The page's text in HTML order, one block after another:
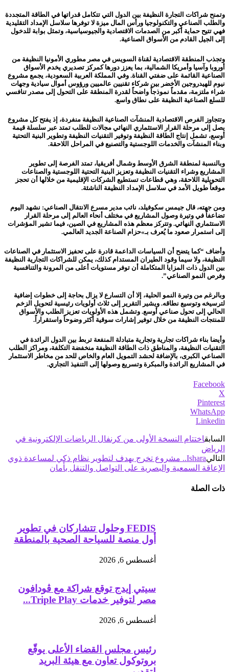
وتمنح شراكات التجارة النظيفة بين الدول التي تتكامل قدراتها في الطاقة المتجددة
والطلب الصناعي والتكنولوجيا ورأس المال ميزة لا توفرها سلاسل الإمداد التقليدية
فهي تتيح حماية أكبر من الصدمات الاقتصادية والجيوسياسية، وتمثل بوابة للدخول
إلى الجيل القادم من الأسواق الصناعية.
وتجذب المنطقة الاقتصادية لقناة السويس في مصر مطوري الأمونيا النظيفة من
أوروبا وآسيا وأمريكا الشمالية، بما يعزز دورها كمركز تصديري يخدم الأسواق
الصناعية القائمة على ضفتي القناة. وفي المملكة العربية السعودية، يجمع مشروع
نيوم للهيدروجين الأخضر بين شركاء تقنيين عالميين ورؤوس أموال سيادية وجهات
شراء ملتزمة، مقدماً نموذجاً واضحاً لقدرة المنطقة على التحول إلى مصدر تنافسي
للسلع الصناعية النظيفة على نطاق واسع.
وتتجاوز الفرص الاقتصادية المنشآت الصناعية النظيفة منفردة، إذ يفتح كل مشروع
يصل إلى مرحلة القرار الاستثماري النهائي مجالات للطلب تمتد عبر سلسلة قيمة
أوسع، تشمل إنتاج الطاقة النظيفة وتوفير التقنيات النظيفة وتطوير البنية التحتية
وبناء المنشآت والخدمات اللوجستية والتصنيع في المراحل اللاحقة.
وبالنسبة لمنطقة الشرق الأوسط وشمال أفريقيا، تمتد الفرصة إلى تطوير
المشاريع وشراء التقنيات النظيفة وتعزيز البنية التحتية اللوجستية والصناعات
التحويلية اللاحقة، وهي قطاعات تستطيع الشركات الإقليمية من خلالها أن تحجز
موقعاً طويل الأمد في سلاسل الإمداد النظيفة الناشئة.
ومن جهته، قال جيمس سكوفيلد، نائب مدير مسرع الانتقال الصناعي: نشهد اليوم
تضاعفاً في وتيرة وصول المشاريع في مختلف أنحاء العالم إلى مرحلة القرار
الاستثماري النهائي. وتتركز معظم هذه المشاريع في الصين، فيما تشير المؤشرات
إلى استمرار صعود ما يُعرف بـ»حزام الصناعة الجديد العالمي.
وأضاف “كما يتضح أن السياسات الداعمة قادرة على تحفيز الاستثمار في الصناعات
النظيفة، ولا سيما وقود الطيران المستدام كذلك، يمكن للشراكات التجارية النظيفة
بين الدول ذات المزايا المتكاملة أن توفر مستويات أعلى من المرونة والتنافسية
وفرص النمو الصناعي”.
وبالرغم من وتيرة النمو الحلية، إلا أن التسارع لا يزال بحاجة إلى خطوات إضافية
لترسيخه وتوسيع نطاقه. ويشير التقرير إلى ثلاث أولويات رئيسية لتحويل الزخم
الحالي إلى تحول صناعي أوسع. وتشمل هذه الأولويات تعزيز الطلب والأسواق
للمنتجات النظيفة من خلال توفير إشارات سوقية أكثر وضوحاً واستقراراً.
وأيضا بناء شراكات تجارية وتجارية متبادلة المنفعة تربط بين الدول الرائدة في
التقنيات النظيفة، والمناطق ذات الطاقة النظيفة منخفضة التكلفة، ومراكز الطلب
الصناعي الكبرى، بالإضافة لحشد التمويل العام والخاص للحد من مخاطر الاستثمار
في المشاريع الرائدة والمبكرة وتسريع وصولها إلى التنفيذ التجاري.
Facebook
X
Pinterest
WhatsApp
Linkedin
السابقاختتام النسخة الأولى من كرنفال الرياضات الإلكترونية في
الرياض
التالي
Ishara.. مشروع تخرج يهدف لتطوير نظام ذكي لمساعدة ذوي
الإعاقة السمعية والبصرية على التواصل والتنقل بأمان
ذات الصلة
FEDIS وحلول تتشاركان في تطوير
أول منصة للسياحة الصحية بالمنطقة
أغسطس 6, 2026
سيتي إيدج توقع شراكة مع ڤودافون
مصر لتوفير خدمات Triple Play...
أغسطس 6, 2026
رئيس مجلس القضاء الأعلى يوقّع
بروتوكول تعاون مع هيئة البريد